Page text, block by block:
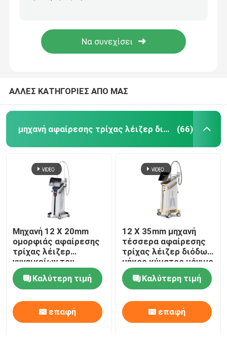
Αφαίρεση τρίχας λέιζερ διόδων SHR
τριπλό λέιζερ διόδων μήκους κύματος
Μηχανή αδυνατίσματος σώματος
μεταστρεφόμενο το q λέιζερ ND yag
ipl μηχανή αφαίρεσης τρίχας
Κλασματική μηχανή λέιζερ του CO2
Καθαρίζοντας μηχανή Hydrafacial
ΑΛΛΕΣ ΚΑΤΗΓΟΡΙΕΣ ΑΠΟ ΜΑΣ
μηχανή αφαίρεσης τρίχας λέιζερ διόδων (66)
Μηχανή 12 X 20mm
ομορφιάς αφαίρεσης
τρίχας λέιζερ
γυναικείων του
προσώπου 808nm
διόδωνΚαλύτερη τιμή
επαφή
12 X 35mm μηχανή
τέσσερα αφαίρεσης
τρίχας λέιζερ διόδων
μήκος κύματος μόνιμο
για το σπίτι 808nm
Καλύτερη τιμή
επαφή